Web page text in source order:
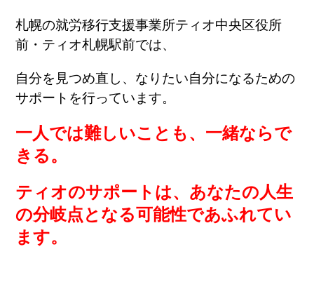
札幌の就労移行支援事業所ティオ中央区役所
前・ティオ札幌駅前では、
自分を見つめ直し、なりたい自分になるための
サポートを行っています。
一人では難しいことも、一緒ならで
きる。
ティオのサポートは、あなたの人生
の分岐点となる可能性であふれてい
ます。